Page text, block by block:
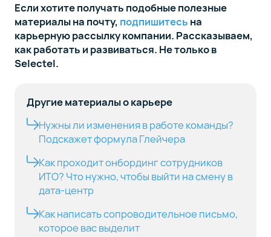
Если хотите получать подобные полезные
материалы на почту, подпишитесь на
карьерную рассылку компании. Рассказываем,
как работать и развиваться. Не только в
Selectel.
Другие материалы о карьере
Нужны ли изменения в работе команды?
Подскажет формула Глейчера
Как проходит онбординг сотрудников
ИТО? Что нужно, чтобы выйти на смену в
дата-центр
Как написать сопроводительное письмо,
которое вас выделит